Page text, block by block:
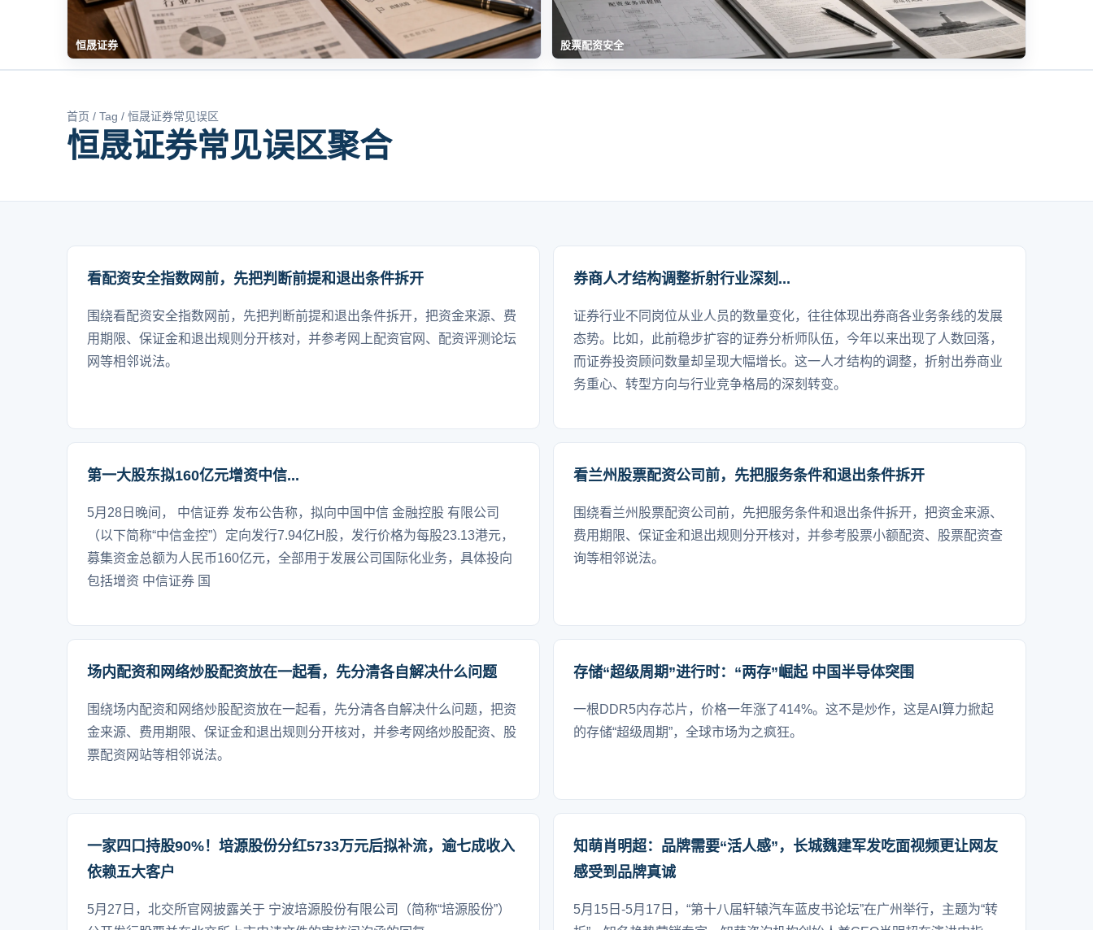
恒晟证券 股票配资安全
首页 / Tag / 恒晟证券常见误区
恒晟证券常见误区聚合
看配资安全指数网前，先把判断前提和退出条件拆开
围绕看配资安全指数网前，先把判断前提和退出条件拆开，把资金来源、费
用期限、保证金和退出规则分开核对，并参考网上配资官网、配资评测论坛
网等相邻说法。
券商人才结构调整折射行业深刻...
证券行业不同岗位从业人员的数量变化，往往体现出券商各业务条线的发展
态势。比如，此前稳步扩容的证券分析师队伍，今年以来出现了人数回落，
而证券投资顾问数量却呈现大幅增长。这一人才结构的调整，折射出券商业
务重心、转型方向与行业竞争格局的深刻转变。
第一大股东拟160亿元增资中信...
5月28日晚间， 中信证券 发布公告称，拟向中国中信 金融控股 有限公司
（以下简称“中信金控”）定向发行7.94亿H股，发行价格为每股23.13港元，
募集资金总额为人民币160亿元，全部用于发展公司国际化业务，具体投向
包括增资 中信证券 国
看兰州股票配资公司前，先把服务条件和退出条件拆开
围绕看兰州股票配资公司前，先把服务条件和退出条件拆开，把资金来源、
费用期限、保证金和退出规则分开核对，并参考股票小额配资、股票配资查
询等相邻说法。
场内配资和网络炒股配资放在一起看，先分清各自解决什么问题
围绕场内配资和网络炒股配资放在一起看，先分清各自解决什么问题，把资
金来源、费用期限、保证金和退出规则分开核对，并参考网络炒股配资、股
票配资网站等相邻说法。
存储“超级周期”进行时：“两存”崛起 中国半导体突围
一根DDR5内存芯片，价格一年涨了414%。这不是炒作，这是AI算力掀起
的存储“超级周期”，全球市场为之疯狂。
一家四口持股90%！培源股份分红5733万元后拟补流，逾七成收入
依赖五大客户
5月27日，北交所官网披露关于 宁波培源股份有限公司（简称“培源股份”）
知萌肖明超：品牌需要“活人感”，长城魏建军发吃面视频更让网友
感受到品牌真诚
5月15日-5月17日，“第十八届轩辕汽车蓝皮书论坛”在广州举行，主题为“转